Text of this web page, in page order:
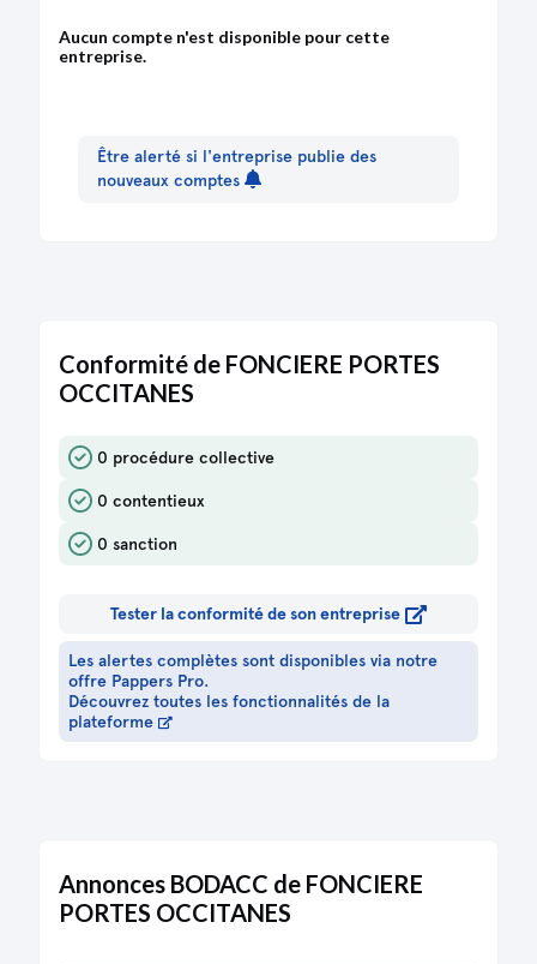
Aucun compte n'est disponible pour cette
entreprise.
Être alerté si l'entreprise publie des
nouveaux comptes
Conformité de FONCIERE PORTES
OCCITANES
0 procédure collective
0 contentieux
0 sanction
Tester la conformité de son entreprise
Les alertes complètes sont disponibles via notre
offre Pappers Pro.
Découvrez toutes les fonctionnalités de la
plateforme
Annonces BODACC de FONCIERE
PORTES OCCITANES